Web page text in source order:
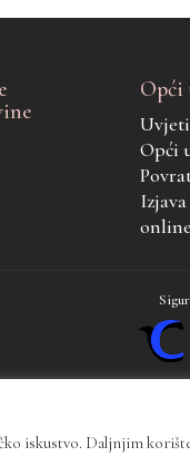
Opći
Opći
iskustvo. Daljnjim